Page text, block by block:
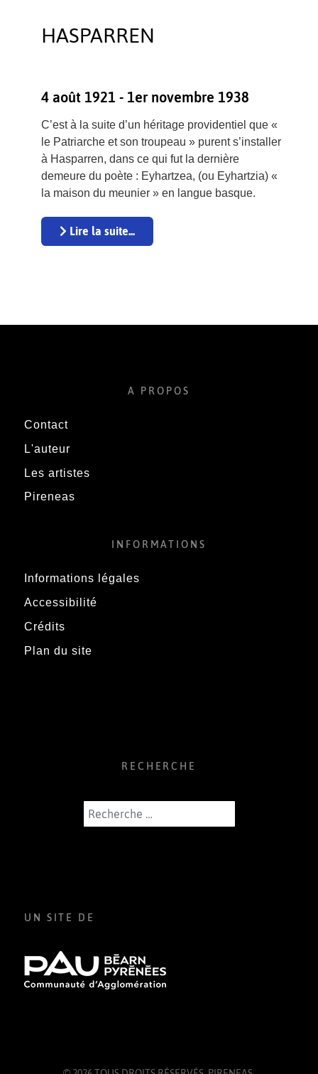
HASPARREN
4 août 1921 - 1er novembre 1938
C’est à la suite d’un héritage providentiel que «
le Patriarche et son troupeau » purent s’installer
à Hasparren, dans ce qui fut la dernière
demeure du poète : Eyhartzea, (ou Eyhartzia) «
la maison du meunier » en langue basque.
Lire la suite...
A PROPOS
Contact
L'auteur
Les artistes
Pireneas
INFORMATIONS
Informations légales
Accessibilité
Crédits
Plan du site
RECHERCHE
Rechercher
UN SITE DE